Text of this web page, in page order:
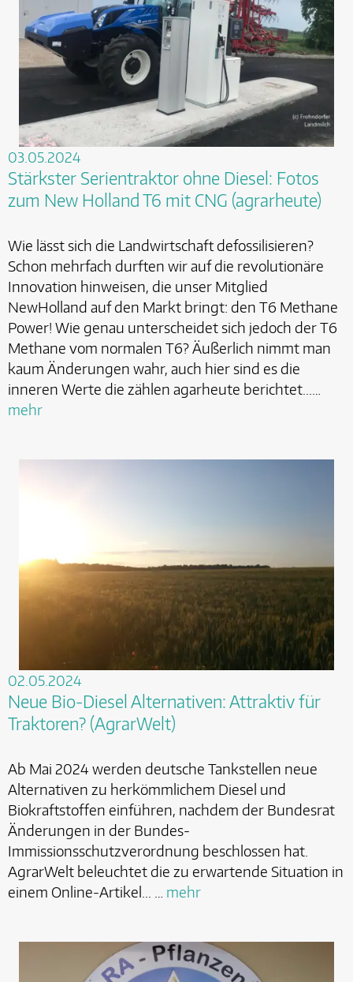
03.05.2024
Stärkster Serientraktor ohne Diesel: Fotos
zum New Holland T6 mit CNG (agrarheute)
Wie lässt sich die Landwirtschaft defossilisieren?
Schon mehrfach durften wir auf die revolutionäre
Innovation hinweisen, die unser Mitglied
NewHolland auf den Markt bringt: den T6 Methane
Power! Wie genau unterscheidet sich jedoch der T6
Methane vom normalen T6? Äußerlich nimmt man
kaum Änderungen wahr, auch hier sind es die
inneren Werte die zählen agarheute berichtet...…
mehr
02.05.2024
Neue Bio-Diesel Alternativen: Attraktiv für
Traktoren? (AgrarWelt)
Ab Mai 2024 werden deutsche Tankstellen neue
Alternativen zu herkömmlichem Diesel und
Biokraftstoffen einführen, nachdem der Bundesrat
Änderungen in der Bundes-
Immissionsschutzverordnung beschlossen hat.
AgrarWelt beleuchtet die zu erwartende Situation in
einem Online-Artikel... … mehr